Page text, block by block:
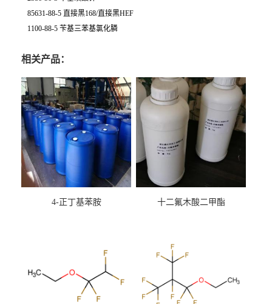
85631-88-5 直接黑168/直接黑HEF
1100-88-5 苄基三苯基氯化膦
相关产品：
4-正丁基苯胺 十二氟木酸二甲酯